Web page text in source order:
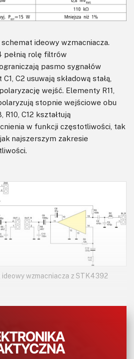
ideowy wzmacniacza.
pełnią rolę filtrów
pasmo sygnałów
C2 usuwają składową stałą,
wejść. Elementy R11,
polaryzują stopnie wejściowe obu
R10, C12 kształtują
w funkcji częstotliwości, tak
najszerszym zakresie
ideowy wzmacniacza z STK4392